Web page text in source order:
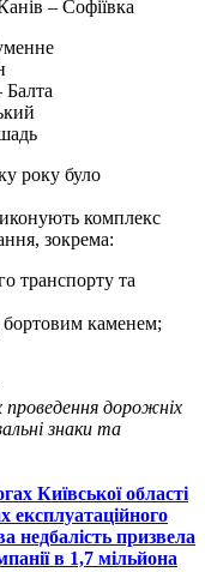
– Софіївка
року було
комплекс
зокрема:
транспорту та
каменем;
дорожніх
знаки та
Київської області
експлуатаційного
недбалість призвела
в 1,7 мільйона